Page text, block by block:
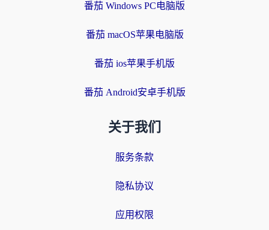
番茄 Windows PC电脑版
番茄 macOS苹果电脑版
番茄 ios苹果手机版
番茄 Android安卓手机版
关于我们
服务条款
隐私协议
应用权限